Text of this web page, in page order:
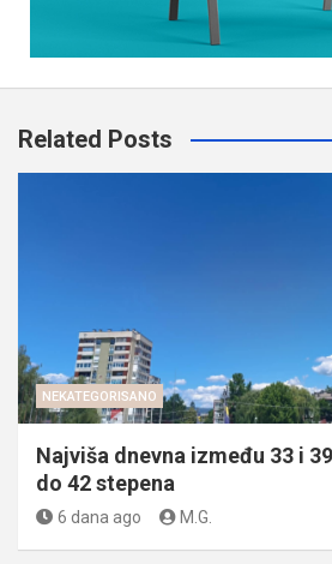
Related Posts
NEKATEGORISANO
Najviša dnevna između 33 i
do 42 stepena
6 dana ago M.G.